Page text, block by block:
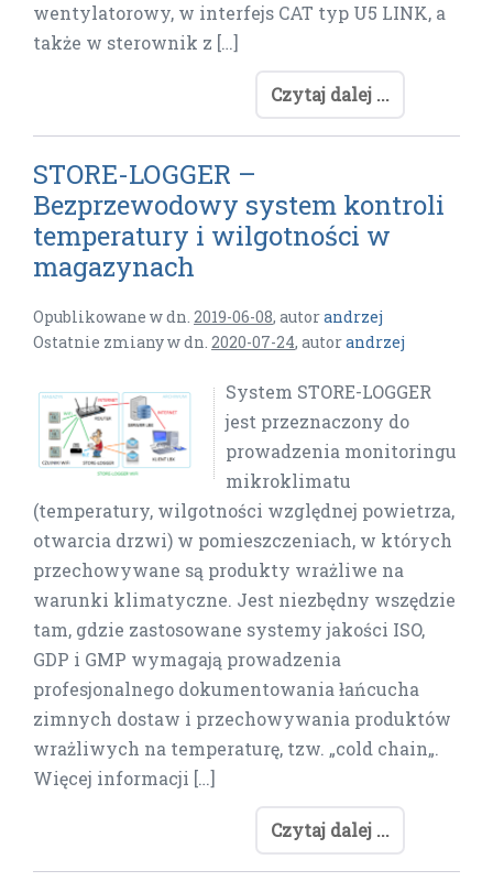
wentylatorowy, w interfejs CAT typ U5 LINK, a
także w sterownik z […]
Czytaj dalej ...
STORE-LOGGER –
Bezprzewodowy system kontroli
temperatury i wilgotności w
magazynach
Opublikowane w dn. 2019-06-08, autorandrzej
Ostatnie zmiany w dn. 2020-07-24, autorandrzej
System STORE-LOGGER
jest przeznaczony do
prowadzenia monitoringu
mikroklimatu
(temperatury, wilgotności względnej powietrza,
otwarcia drzwi) w pomieszczeniach, w których
przechowywane są produkty wrażliwe na
warunki klimatyczne. Jest niezbędny wszędzie
tam, gdzie zastosowane systemy jakości ISO,
GDP i GMP wymagają prowadzenia
profesjonalnego dokumentowania łańcucha
zimnych dostaw i przechowywania produktów
wrażliwych na temperaturę, tzw. „cold chain„.
Więcej informacji […]
Czytaj dalej ...